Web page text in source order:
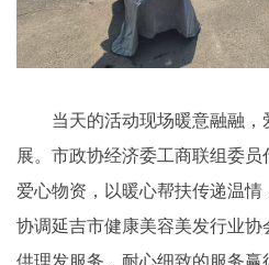
当天的活动现场暖意融融，
展。市政协经济委工商联组委
爱心物资，以暖心帮扶传递温情
协调延吉市健康美容美发行业
供理发服务，耐心细致的服务赢